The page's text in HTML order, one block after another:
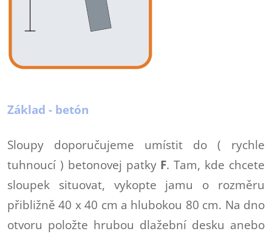
Základ - betón
Sloupy doporučujeme umístit do ( rychle
tuhnoucí ) betonovej patky F. Tam, kde chcete
sloupek situovat, vykopte jamu o rozměru
přibližně 40 x 40 cm a hlubokou 80 cm. Na dno
otvoru položte hrubou dlažební desku anebo